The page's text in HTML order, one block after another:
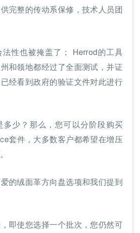
完整的传动系保修，技术人员团
性也被掩盖了； Herrod的工具
和领地都经过了全面测试，并证
经看到政府的验证文件对此进行
多少？那么，您可以分阶段购买
套件，大多数客户都希望在增压
的绒面革方向盘选项和我们提到
即使您选择一个批次，您仍然可